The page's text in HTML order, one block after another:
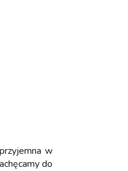
w
do